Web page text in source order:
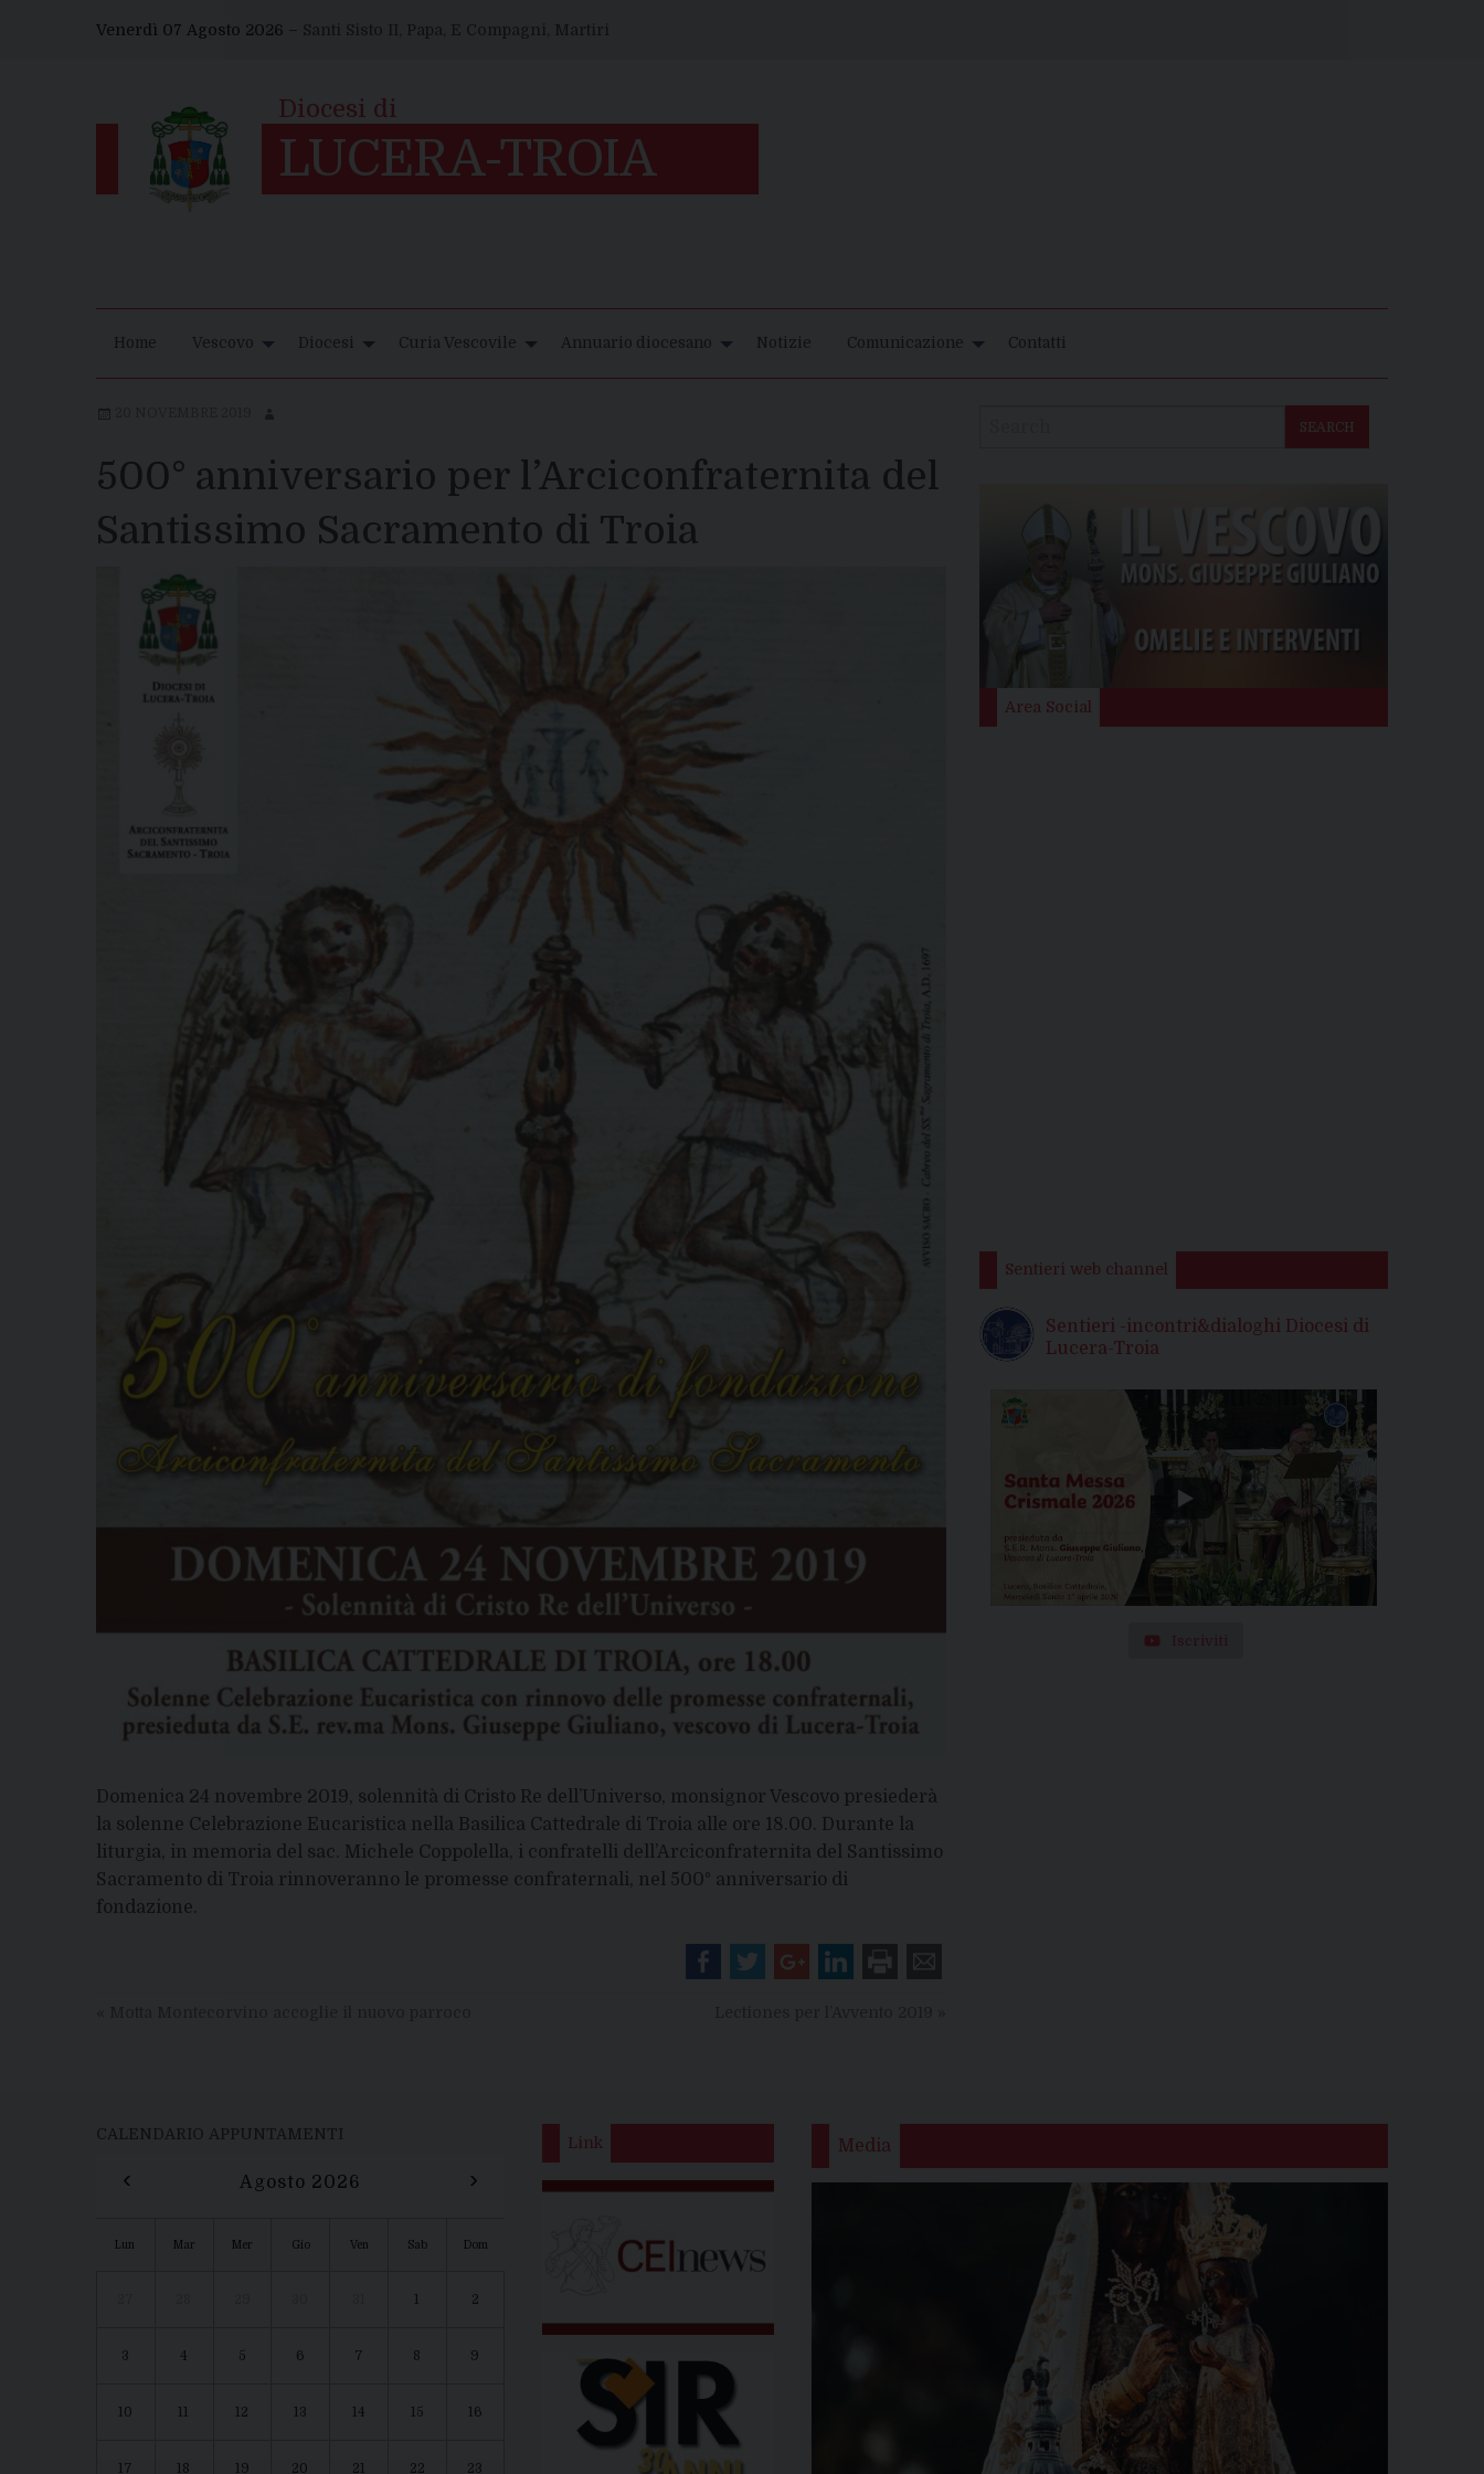
Venerdì 07 Agosto 2026 – Santi Sisto II, Papa, E Compagni, Martiri
Home Vescovo Diocesi Curia Vescovile Annuario diocesano Notizie Comunicazione Contatti
500° anniversario per l’Arciconfraternita del
Santissimo Sacramento di Troia
Domenica 24 novembre 2019, solennità di Cristo Re dell’Universo, monsignor Vescovo presiederà
la solenne Celebrazione Eucaristica nella Basilica Cattedrale di Troia alle ore 18.00. Durante la
liturgia, in memoria del sac. Michele Coppolella, i confratelli dell’Arciconfraternita del Santissimo
Sacramento di Troia rinnoveranno le promesse confraternali, nel 500° anniversario di
fondazione.
SEARCH
Area Social
Sentieri web channel
Sentieri -incontri&dialoghi Diocesi di
Lucera-Troia
Iscriviti
CALENDARIO APPUNTAMENTI
‹ Agosto 2026 ›
Lun Mar Mer Gio Ven Sab Dom
2
3 4 5 6 7 8 9
10 12 13 14 15 16
17 18 19 20 21 22 23
Link Media